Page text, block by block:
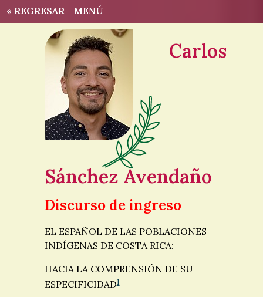
« REGRESAR MENÚ
Carlos
Sánchez Avendaño
Discurso de ingreso
EL ESPAÑOL DE LAS POBLACIONES
INDÍGENAS DE COSTA RICA:
HACIA LA COMPRENSIÓN DE SU
ESPECIFICIDAD1